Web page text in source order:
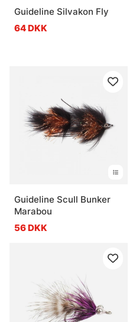
Guideline Silvakon Fly
64 DKK
Guideline Scull Bunker
Marabou
56 DKK